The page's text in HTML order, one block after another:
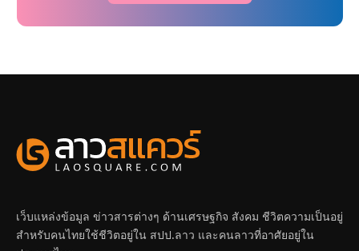
เว็บแหล่งข้อมูล ข่าวสารต่างๆ ด้านเศรษฐกิจ สังคม ชีวิตความเป็นอยู่
สำหรับคนไทยใช้ชีวิตอยู่ใน สปป.ลาว และคนลาวที่อาศัยอยู่ใน